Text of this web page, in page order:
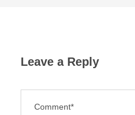
Leave a Reply